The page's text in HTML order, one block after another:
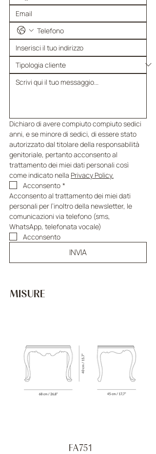
Dichiaro di avere compiuto compiuto sedici
anni, e se minore di sedici, di essere stato
autorizzato dal titolare della responsabilità
genitoriale, pertanto acconsento al
trattamento dei miei dati personali così
come indicato nella Privacy Policy.
Acconsento *
Acconsento al trattamento dei miei dati
personali per l’inoltro della newsletter, le
comunicazioni via telefono (sms,
WhatsApp, telefonata vocale)
Acconsento
INVIA
MISURE
FA751